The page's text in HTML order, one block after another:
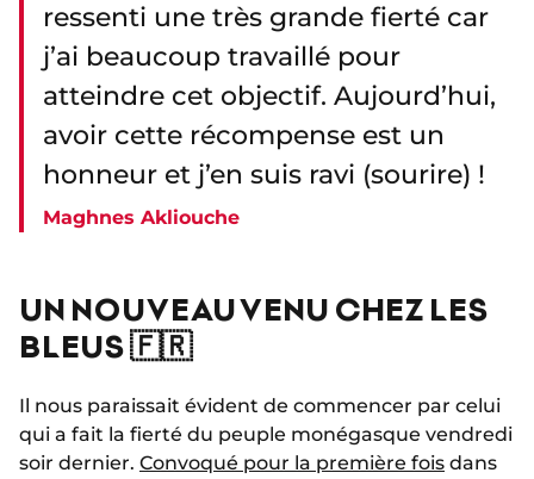
ressenti une très grande fierté car
j’ai beaucoup travaillé pour
atteindre cet objectif. Aujourd’hui,
avoir cette récompense est un
honneur et j’en suis ravi (sourire) !
Maghnes Akliouche
UN NOUVEAU VENU CHEZ LES
BLEUS 🇫🇷
Il nous paraissait évident de commencer par celui
qui a fait la fierté du peuple monégasque vendredi
soir dernier. Convoqué pour la première fois dans